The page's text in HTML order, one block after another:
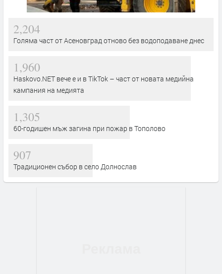
2,204
Голяма част от Асеновград отново без водоподаване днес
1,960
Haskovo.NET вече е и в TikTok – част от новата медийна
кампания на медията
1,305
60-годишен мъж загина при пожар в Тополово
907
Традиционен събор в село Долнослав